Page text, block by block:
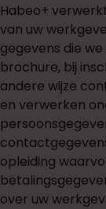
Habeo+
van uw
gegevens die
brochure, bij
andere wijze
en verwerken
opleiding
over uw